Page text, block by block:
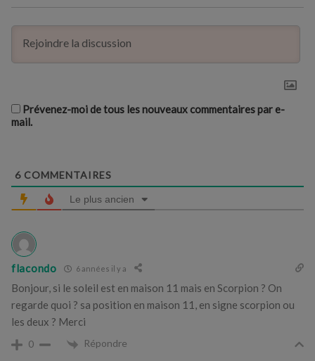
Prévenez-moi de tous les nouveaux commentaires par e-
mail.
6 COMMENTAIRES
Le plus ancien
flacondo 6 années il y a
Bonjour, si le soleil est en maison 11 mais en Scorpion ? On
regarde quoi ? sa position en maison 11, en signe scorpion ou
les deux ? Merci
0 Répondre